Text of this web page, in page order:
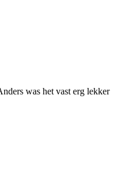
was het vast erg lekker